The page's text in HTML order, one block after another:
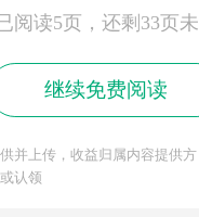
阅读5页，还剩33页
继续免费阅读
并上传，收益归属内容提供
认领